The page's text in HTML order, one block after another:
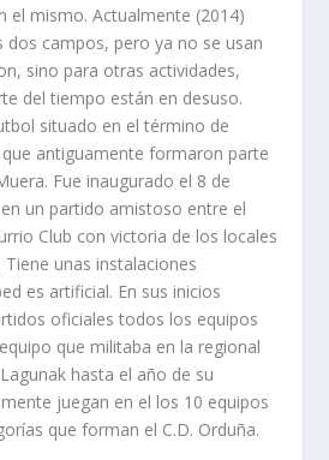
el mismo. Actualmente (2014)
dos campos, pero ya no se usan
sino para otras actividades,
del tiempo están en desuso.
situado en el término de
antiguamente formaron parte
Fue inaugurado el 8 de
un partido amistoso entre el
Club con victoria de los locales
unas instalaciones
es artificial. En sus inicios
oficiales todos los equipos
que militaba en la regional
hasta el año de su
juegan en el los 10 equipos
que forman el C.D. Orduña.